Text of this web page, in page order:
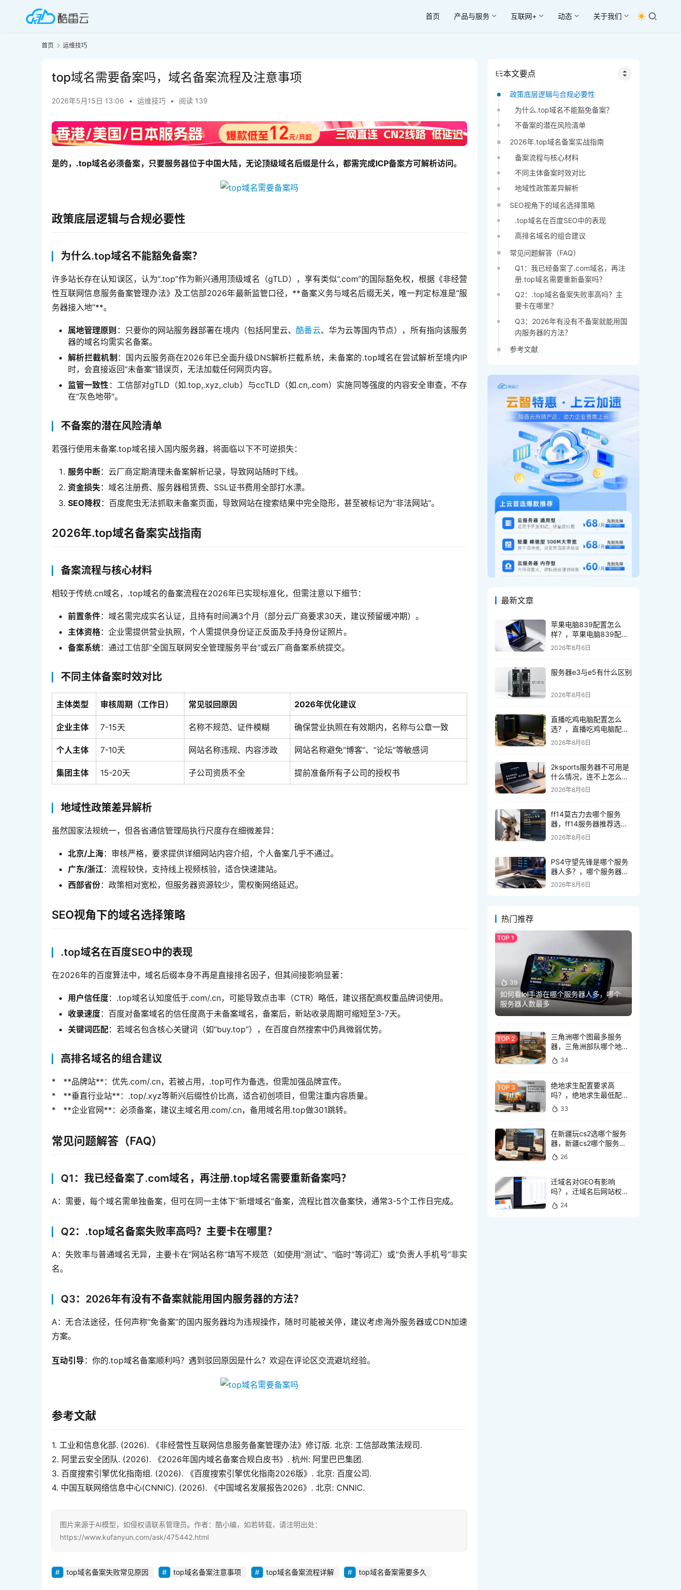
首页 产品与服务 互联网+ 动态 关于我们
首页 运维技巧
top域名需要备案吗，域名备案流程及注意事项
2026年5月15日 13:06 • 运维技巧 • 阅读 139
是的，.top域名必须备案，只要服务器位于中国大陆，无论顶级域名后缀是什么，都需完成ICP备案方可解析访问。
政策底层逻辑与合规必要性
为什么.top域名不能豁免备案？
许多站长存在认知误区，认为“.top”作为新兴通用顶级域名（gTLD），享有类似“.com”的国际豁免权，根据《非经营
性互联网信息服务备案管理办法》及工信部2026年最新监管口径，**备案义务与域名后缀无关，唯一判定标准是“服
务器接入地”**。
属地管理原则 ：只要你的网站服务器部署在境内（包括阿里云、酷番云、华为云等国内节点），所有指向该服务
器的域名均需实名备案。
解析拦截机制 ：国内云服务商在2026年已全面升级DNS解析拦截系统，未备案的.top域名在尝试解析至境内IP
时，会直接返回“未备案”错误页，无法加载任何网页内容。
监管一致性 ：工信部对gTLD（如.top,.xyz,.club）与ccTLD（如.cn,.com）实施同等强度的内容安全审查，不存
在“灰色地带”。
不备案的潜在风险清单
若强行使用未备案.top域名接入国内服务器，将面临以下不可逆损失：
服务中断：云厂商定期清理未备案解析记录，导致网站随时下线。
资金损失：域名注册费、服务器租赁费、SSL证书费用全部打水漂。
SEO降权 ：百度爬虫无法抓取未备案页面，导致网站在搜索结果中完全隐形，甚至被标记为“非法网站”。
2026年.top域名备案实战指南
备案流程与核心材料
相较于传统.cn域名，.top域名的备案流程在2026年已实现标准化，但需注意以下细节：
前置条件：域名需完成实名认证，且持有时间满3个月（部分云厂商要求30天，建议预留缓冲期）。
主体资格：企业需提供营业执照，个人需提供身份证正反面及手持身份证照片。
备案系统：通过工信部“全国互联网安全管理服务平台”或云厂商备案系统提交。
不同主体备案时效对比
主体类型 审核周期（工作日） 常见驳回原因 2026年优化建议
企业主体 7-15天 名称不规范、证件模糊 确保营业执照在有效期内，名称与公章一致
个人主体 7-10天 网站名称违规、内容涉政 网站名称避免“博客”、“论坛”等敏感词
集团主体 15-20天 子公司资质不全 提前准备所有子公司的授权书
地域性政策差异解析
虽然国家法规统一，但各省通信管理局执行尺度存在细微差异：
北京/上海：审核严格，要求提供详细网站内容介绍，个人备案几乎不通过。
广东/浙江 ：流程较快，支持线上视频核验，适合快速建站。
西部省份：政策相对宽松，但服务器资源较少，需权衡网络延迟。
SEO视角下的域名选择策略
.top域名在百度SEO中的表现
在2026年的百度算法中，域名后缀本身不再是直接排名因子，但其间接影响显著：
用户信任度：.top域名认知度低于.com/.cn，可能导致点击率（CTR）略低，建议搭配高权重品牌词使用。
收录速度：百度对备案域名的信任度高于未备案域名，备案后，新站收录周期可缩短至3-7天。
关键词匹配：若域名包含核心关键词（如“buy.top”），在百度自然搜索中仍具微弱优势。
高排名域名的组合建议
*   **品牌站**：优先.com/.cn，若被占用，.top可作为备选，但需加强品牌宣传。
*   **垂直行业站**：.top/.xyz等新兴后缀性价比高，适合初创项目，但需注重内容质量。
*   **企业官网**：必须备案，建议主域名用.com/.cn，备用域名用.top做301跳转。
常见问题解答（FAQ）
Q1：我已经备案了.com域名，再注册.top域名需要重新备案吗？
A：需要，每个域名需单独备案，但可在同一主体下“新增域名”备案，流程比首次备案快，通常3-5个工作日完成。
Q2：.top域名备案失败率高吗？主要卡在哪里？
A：失败率与普通域名无异，主要卡在“网站名称”填写不规范（如使用“测试”、“临时”等词汇）或“负责人手机号”非实
名。
Q3：2026年有没有不备案就能用国内服务器的方法？
A：无合法途径，任何声称“免备案”的国内服务器均为违规操作，随时可能被关停，建议考虑海外服务器或CDN加速
方案。
互动引导：你的.top域名备案顺利吗？遇到驳回原因是什么？欢迎在评论区交流避坑经验。
参考文献
1. 工业和信息化部. (2026). 《非经营性互联网信息服务备案管理办法》修订版. 北京: 工信部政策法规司.
2. 阿里云安全团队. (2026). 《2026年国内域名备案合规白皮书》. 杭州: 阿里巴巴集团.
3. 百度搜索引擎优化指南组. (2026). 《百度搜索引擎优化指南2026版》. 北京: 百度公司.
4. 中国互联网络信息中心(CNNIC). (2026). 《中国域名发展报告2026》. 北京: CNNIC.
图片来源于AI模型，如侵权请联系管理员。作者：酷小编，如若转载，请注明出处：
https://www.kufanyun.com/ask/475442.html
top域名备案失败常见原因 top域名备案注意事项 top域名备案流程详解 top域名备案需要多久
本文要点
政策底层逻辑与合规必要性
为什么.top域名不能豁免备案？
不备案的潜在风险清单
2026年.top域名备案实战指南
备案流程与核心材料
不同主体备案时效对比
地域性政策差异解析
SEO视角下的域名选择策略
.top域名在百度SEO中的表现
高排名域名的组合建议
常见问题解答（FAQ）
Q1：我已经备案了.com域名，再注
册.top域名需要重新备案吗？
Q2：.top域名备案失败率高吗？主
要卡在哪里？
Q3：2026年有没有不备案就能用国
内服务器的方法？
参考文献
最新文章
苹果电脑839配置怎么
样？，苹果电脑839配置
值得买吗？
2026年8月6日
服务器e3与e5有什么区别
2026年8月6日
直播吃鸡电脑配置怎么
选？，直播吃鸡电脑配置
推荐哪些？
2026年8月6日
2ksports服务器不可用是
什么情况，连不上怎么
办？
2026年8月6日
ff14莫古力去哪个服务
器，ff14服务器推荐选择
哪个比较好
2026年8月6日
PS4守望先锋是哪个服务
器人多？，哪个服务器人
多？
2026年8月6日
热门推荐
39
如何看lol手游在哪个服务器人多，哪个
服务器人数最多
三角洲哪个图最多服务
器，三角洲部队哪个地图
服务器最多？
34
绝地求生配置要求高
吗？，绝地求生最低配置
要求是多少？
33
在新疆玩cs2选哪个服务
器，新疆cs2哪个服务器
延迟低
26
迁域名对GEO有影响
吗？，迁域名后网站权重
会丢失吗
24